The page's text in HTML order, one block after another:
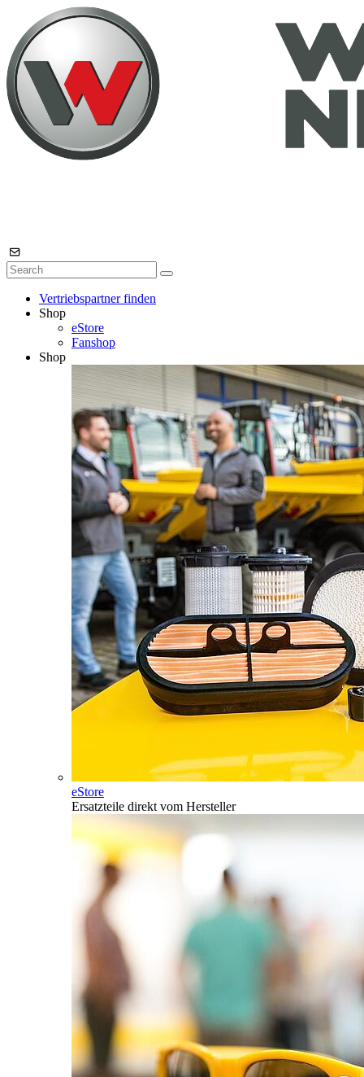
Vertriebspartner finden
Shop
eStore
Fanshop
Shop
eStore
Ersatzteile direkt vom Hersteller